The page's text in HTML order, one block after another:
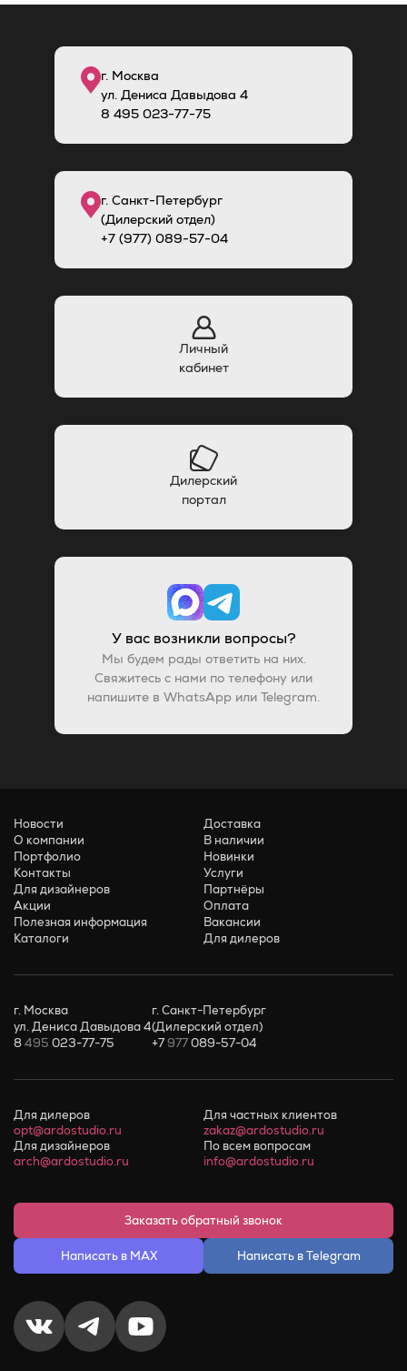
г. Москва
ул. Дениса Давыдова 4
8 495 023-77-75
г. Санкт-Петербург
(Дилерский отдел)
+7 (977) 089-57-04
Личный
кабинет
Дилерский
портал
У вас возникли вопросы?
Мы будем рады ответить на них.
Свяжитесь с нами по телефону или
напишите в WhatsApp или Telegram.
Новости
О компании
Портфолио
Контакты
Для дизайнеров
Акции
Полезная информация
Каталоги
Доставка
В наличии
Новинки
Услуги
Партнёры
Оплата
Вакансии
Для дилеров
г. Москва
ул. Дениса Давыдова 4
8495 023-77-75
г. Санкт-Петербург
(Дилерский отдел)
+7977089-57-04
Для дилеров
opt@ardostudio.ru
Для частных клиентов
zakaz@ardostudio.ru
Для дизайнеров
arch@ardostudio.ru
По всем вопросам
info@ardostudio.ru
Заказать обратный звонок
Написать в MAX Написать в Telegram